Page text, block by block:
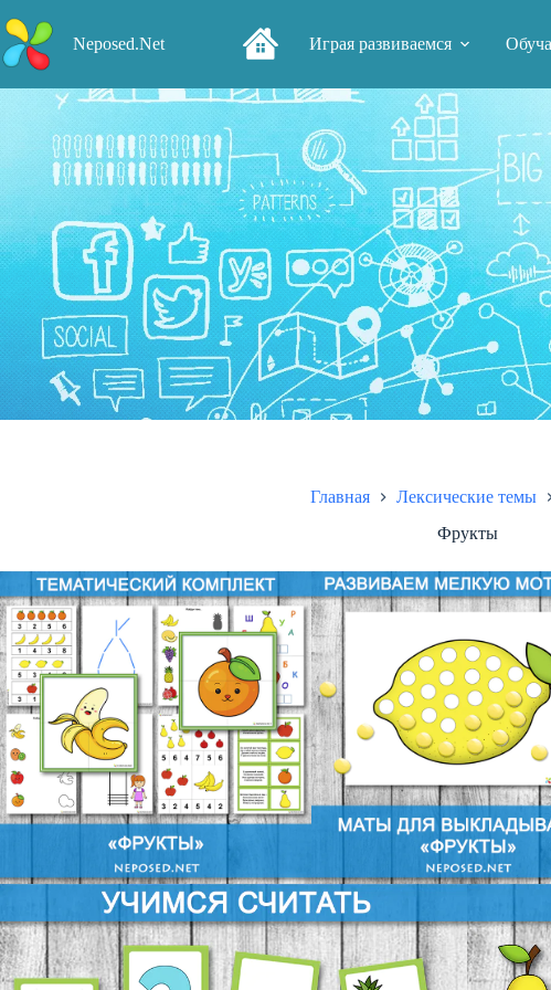
к
сути
Neposed.Net Играя развиваемся
Главная Лексические темы
Фрукты